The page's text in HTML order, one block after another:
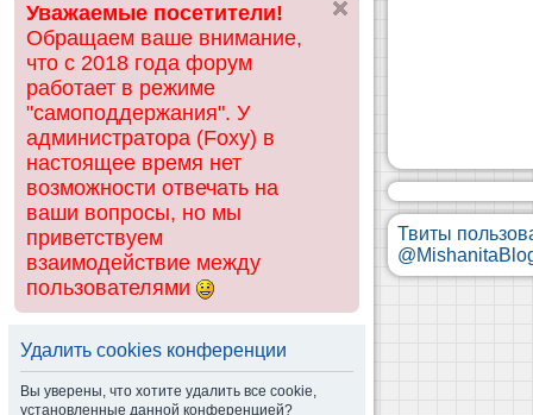
ск
Уважаемые посетители!
Обращаем ваше внимание,
что с 2018 года форум
работает в режиме
"самоподдержания". У
администратора (Foxy) в
настоящее время нет
возможности отвечать на
ваши вопросы, но мы
приветствуем
взаимодействие между
пользователями
Удалить cookies конференции
Вы уверены, что хотите удалить все cookie,
установленные данной конференцией?
Твиты